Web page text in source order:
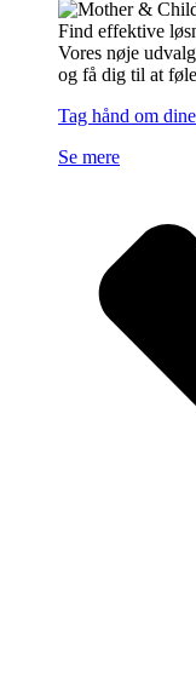
Find effektive
Vores nøje
og få dig til at
Tag hånd om
Se mere